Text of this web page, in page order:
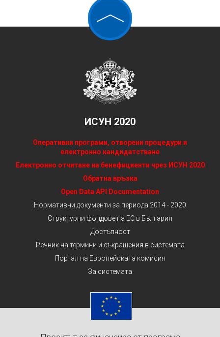
ИСУН 2020
Оперативни програми, отворени процедури и
електронно кандидатстване
Електронно отчитане на бенефициенти чрез ИСУН 2020
Обратна връзка
Open Data API Documentation
Нормативни документи за периода 2014 - 2020
Структурни фондове на ЕС в България
Достъпност
Речник на термини и съкращения в системата
Портал на Европейската комисия
За системата